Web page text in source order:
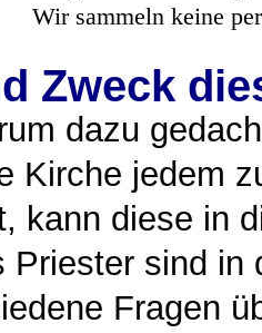
Wir sammeln keine
Zweck
dazu
Kirche jedem
kann diese in
Priester sind in
Fragen